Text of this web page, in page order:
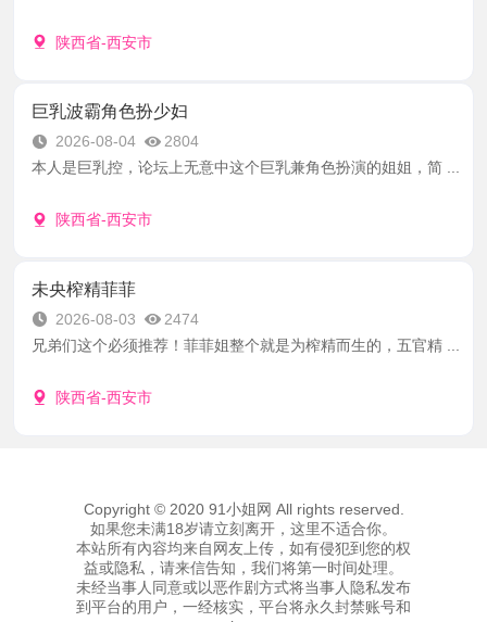
陕西省-西安市
巨乳波霸角色扮少妇
2026-08-04
2804
本人是巨乳控，论坛上无意中这个巨乳兼角色扮演的姐姐，简 ...
陕西省-西安市
未央榨精菲菲
2026-08-03
2474
兄弟们这个必须推荐！菲菲姐整个就是为榨精而生的，五官精 ...
陕西省-西安市
Copyright © 2020 91小姐网 All rights reserved.
如果您未满18岁请立刻离开，这里不适合你。
本站所有內容均来自网友上传，如有侵犯到您的权
益或隐私，请来信告知，我们将第一时间处理。
未经当事人同意或以恶作剧方式将当事人隐私发布
到平台的用户，一经核实，平台将永久封禁账号和